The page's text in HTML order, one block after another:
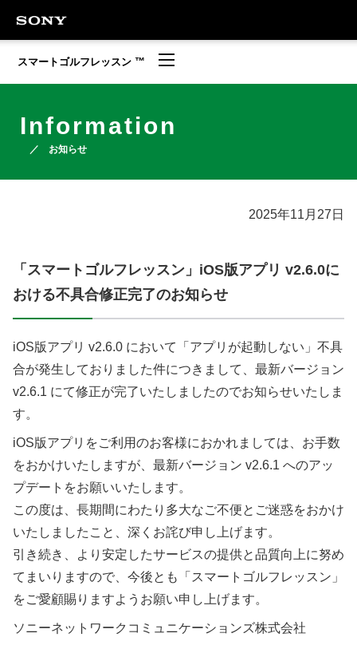
スマートゴルフレッスン ™
Information
お知らせ
2025年11月27日
「スマートゴルフレッスン」iOS版アプリ v2.6.0に
おける不具合修正完了のお知らせ
iOS版アプリ v2.6.0 において「アプリが起動しない」不具
合が発生しておりました件につきまして、最新バージョン
v2.6.1 にて修正が完了いたしましたのでお知らせいたしま
す。
iOS版アプリをご利用のお客様におかれましては、お手数
をおかけいたしますが、最新バージョン v2.6.1 へのアッ
プデートをお願いいたします。
この度は、長期間にわたり多大なご不便とご迷惑をおかけ
いたしましたこと、深くお詫び申し上げます。
引き続き、より安定したサービスの提供と品質向上に努め
てまいりますので、今後とも「スマートゴルフレッスン」
をご愛顧賜りますようお願い申し上げます。
ソニーネットワークコミュニケーションズ株式会社